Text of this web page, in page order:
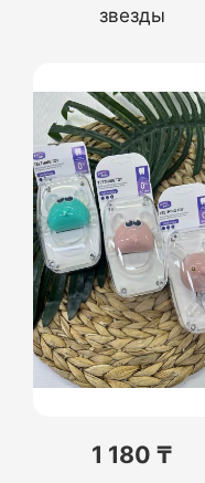
звезды
1 180 ₸